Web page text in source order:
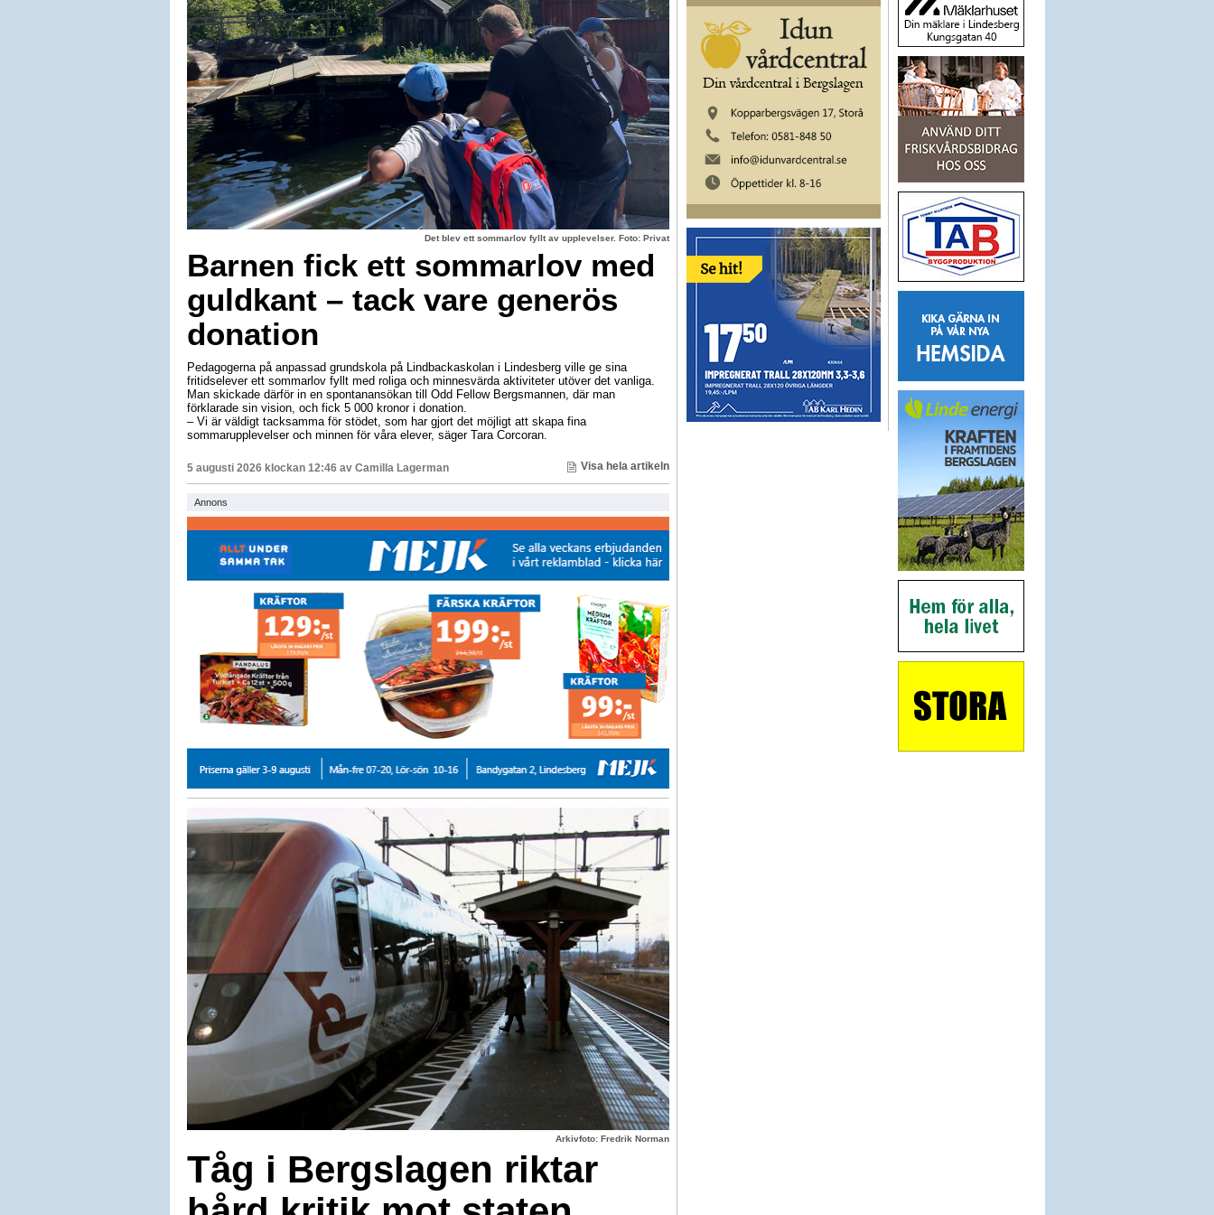
Det blev ett sommarlov fyllt av upplevelser. Foto: Privat
Barnen fick ett sommarlov med
guldkant – tack vare generös
donation
Pedagogerna på anpassad grundskola på Lindbackaskolan i Lindesberg ville ge sina
fritidselever ett sommarlov fyllt med roliga och minnesvärda aktiviteter utöver det vanliga.
Man skickade därför in en spontanansökan till Odd Fellow Bergsmannen, där man
förklarade sin vision, och fick 5 000 kronor i donation.
– Vi är väldigt tacksamma för stödet, som har gjort det möjligt att skapa fina
sommarupplevelser och minnen för våra elever, säger Tara Corcoran.
5 augusti 2026 klockan 12:46 av Camilla Lagerman Visa hela artikeln
Annons
Arkivfoto: Fredrik Norman
Tåg i Bergslagen riktar